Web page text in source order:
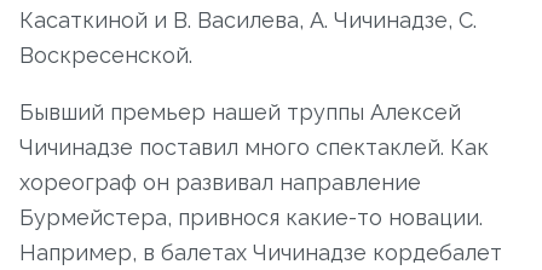
Касаткиной и В. Василева, А. Чичинадзе, С.
Воскресенской.
Бывший премьер нашей труппы Алексей
Чичинадзе поставил много спектаклей. Как
хореограф он развивал направление
Бурмейстера, привнося какие-то новации.
Например, в балетах Чичинадзе кордебалет